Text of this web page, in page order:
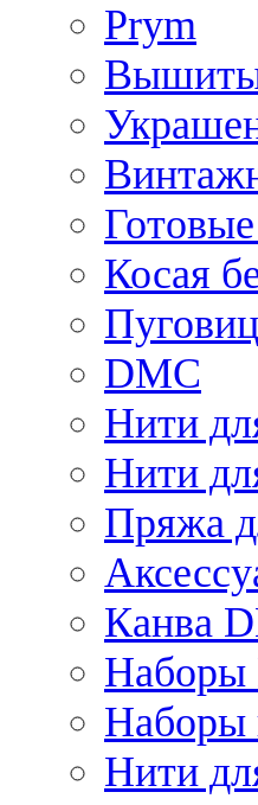
Prym
Косая
DMC
Нити
Нити
Пряжа
Канва
Наборы
Наборы
Нити